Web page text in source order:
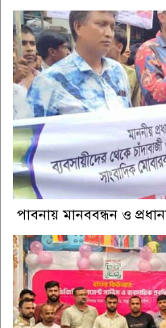
পাবনায় মানববন্ধন ও